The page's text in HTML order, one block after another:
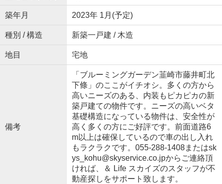
築年月 2023年 1月(予定)
種別 / 構造 新築一戸建 / 木造
地目 宅地
備考
「ブルーミングガーデン韮崎市藤井町北
下條」のここがイチオシ。多くの方から
高いニーズのある、内装もピカピカの新
築戸建ての物件です。ニーズの高いベタ
基礎構造になっている物件は、安全性が
高く多くの方にご好評です。前面道路6
m以上は確保しているので車の出し入れ
もラクラクです。055-288-1408またはsk
ys_kohu@skyservice.co.jpからご連絡頂
ければ、＆ Life スカイズのスタッフが不
動産探しをサポート致します。